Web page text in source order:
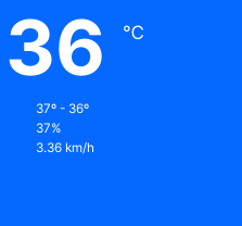
36 ℃
37º - 36º
37%
3.36 km/h